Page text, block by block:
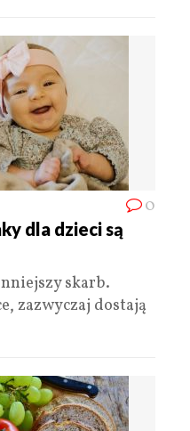
0
dla dzieci są
skarb.
zazwyczaj dostają